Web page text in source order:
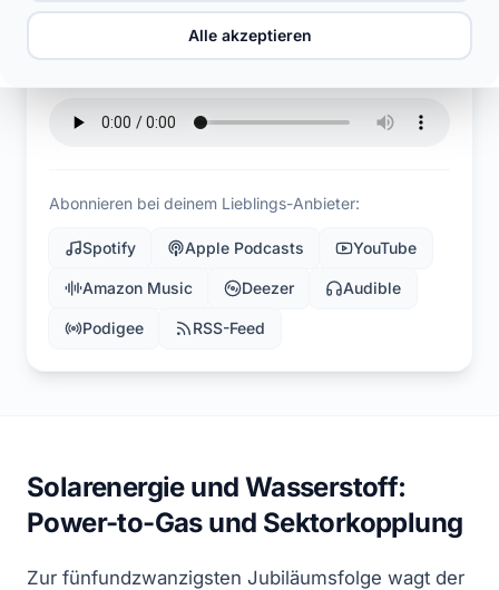
Abonnieren bei deinem Lieblings-Anbieter:
Spotify Apple Podcasts YouTube
Amazon Music Deezer Audible
Podigee RSS-Feed
Solarenergie und Wasserstoff:
Power-to-Gas und Sektorkopplung
Zur fünfundzwanzigsten Jubiläumsfolge wagt der
Alle akzeptieren